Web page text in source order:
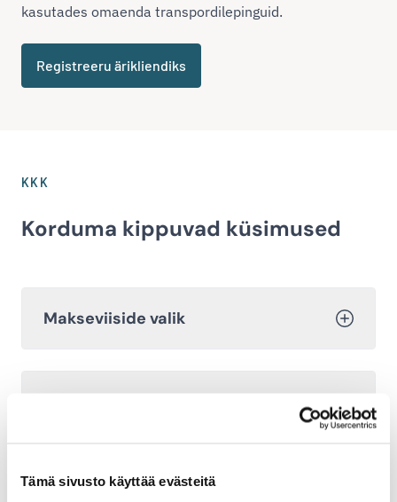
Tämä sivusto käyttää evästeitä
kasutades omaenda transpordilepinguid.
Registreeru ärikliendiks
KKK
Korduma kippuvad küsimused
Makseviiside valik